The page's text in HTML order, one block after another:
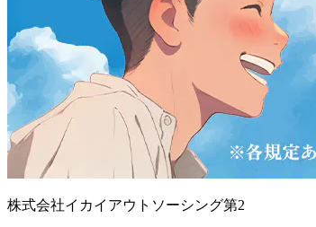
株式会社イカイアウトソーシング第2